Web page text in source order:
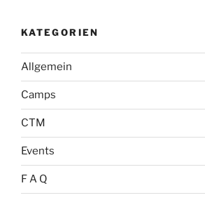
KATEGORIEN
Allgemein
Camps
CTM
Events
F A Q